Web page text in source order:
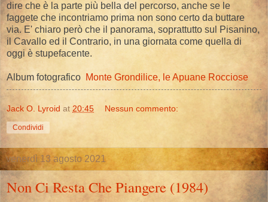
dire che è la parte più bella del percorso, anche se le
faggete che incontriamo prima non sono certo da buttare
via. E' chiaro però che il panorama, soprattutto sul Pisanino,
il Cavallo ed il Contrario, in una giornata come quella di
oggi è stupefacente.
Album fotografico Monte Grondilice, le Apuane Rocciose
Jack O. Lyroid at 20:45 Nessun commento:
Condividi
venerdì 13 agosto 2021
Non Ci Resta Che Piangere (1984)